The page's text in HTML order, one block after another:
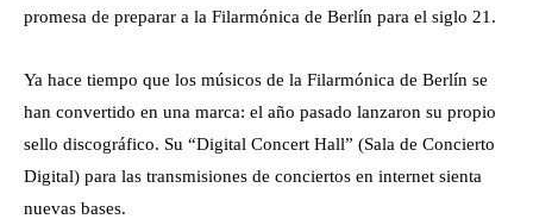
promesa de preparar a la Filarmónica de Berlín para el siglo 21.
Ya hace tiempo que los músicos de la Filarmónica de Berlín se
han convertido en una marca: el año pasado lanzaron su propio
sello discográfico. Su “Digital Concert Hall” (Sala de Concierto
Digital) para las transmisiones de conciertos en internet sienta
nuevas bases.